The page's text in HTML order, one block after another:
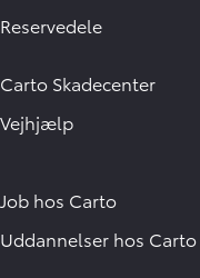
Reservedele
Carto Skadecenter
Vejhjælp
Job hos Carto
Uddannelser hos Carto